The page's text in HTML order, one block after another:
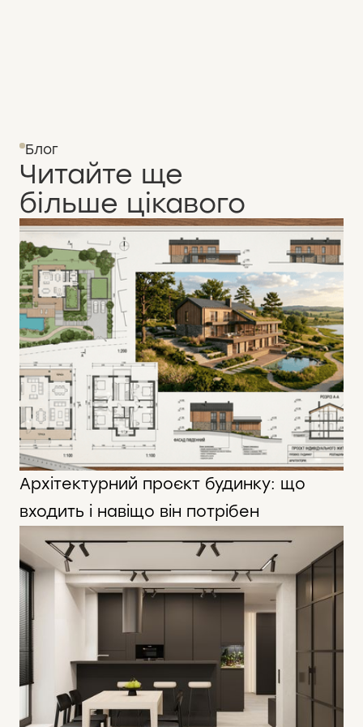
Блог
Читайте ще
більше цікавого
Архітектурний проєкт будинку: що
входить і навіщо він потрібен